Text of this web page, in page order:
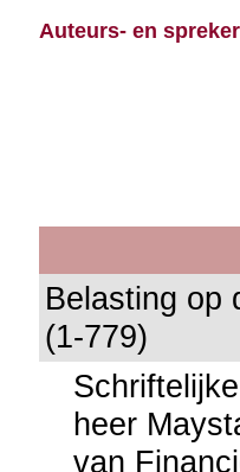
Auteurs- en
Belasting op
(1-779)
heer
van